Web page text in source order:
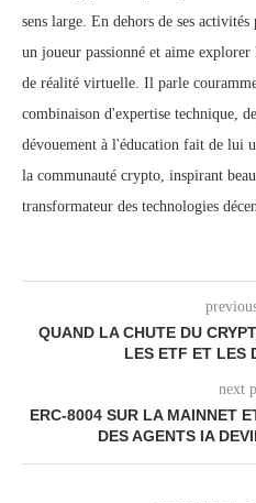
sens large. En dehors de ses
un joueur passionné et aime
de réalité virtuelle. Il parle
combinaison d'expertise technique,
dévouement à l'éducation fait de lui
la communauté crypto, inspirant
transformateur des technologies
QUAND LA CHUTE DU
LES ETF ET LES
next
ERC-8004 SUR LA MAINNET
DES AGENTS IA